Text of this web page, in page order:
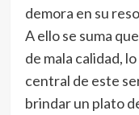
demora en su
A ello se suma
de mala calidad,
central de este
brindar un plato